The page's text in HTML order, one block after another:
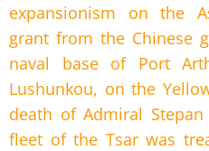
expansionism on the
grant from the Chinese
naval base of Port
Lushunkou, on the
death of Admiral
fleet of the Tsar was